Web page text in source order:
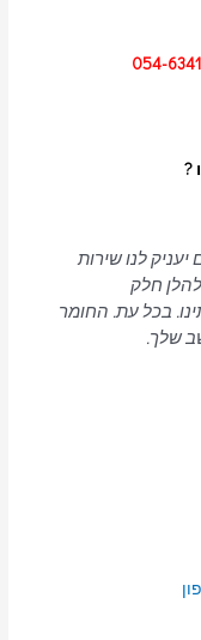
?
לנו שירות
חלק
בכל עת. החומר
שלך.